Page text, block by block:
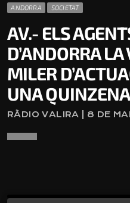
ANDORRA SOCIETAT
AV.- ELS
D’ANDORRA
MILER
UNA
RÀDIO VALIRA | 8 DE